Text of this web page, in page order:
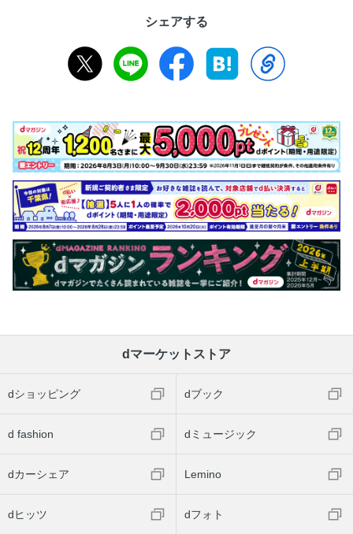
シェアする
dマーケットストア
dショッピング dブック
d fashion dミュージック
dカーシェア Lemino
dヒッツ dフォト